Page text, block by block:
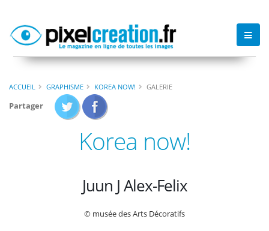
ACCUEIL GRAPHISME KOREA NOW! GALERIE
Partager
Korea now!
Juun J Alex-Felix
© musée des Arts Décoratifs